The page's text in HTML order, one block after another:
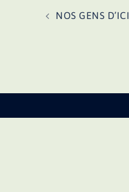
NOS GENS D’ICI